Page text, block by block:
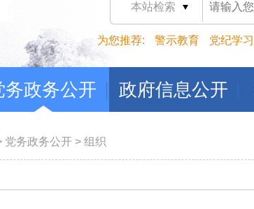
本站检索
为您推荐: 警示教育 党纪学习
务政务公开 政府信息公开
党务政务公开 > 组织